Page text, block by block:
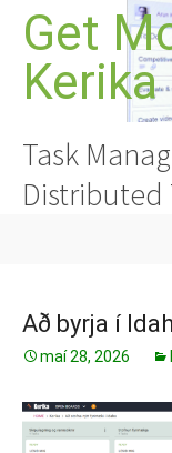
HoppaGet
Kerika
Task
Distributed
Að byrja í
maí 28, 2026